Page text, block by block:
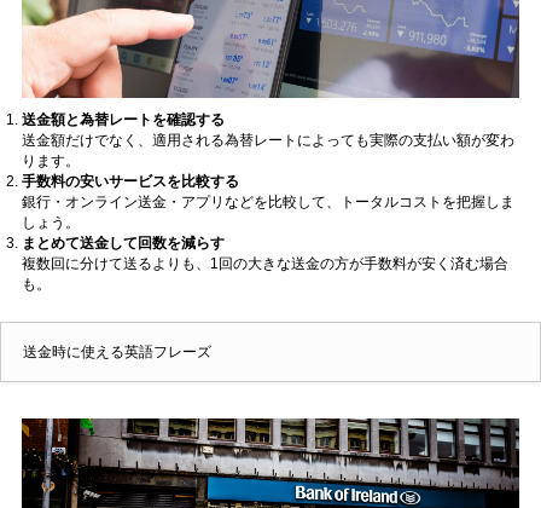
送金額と為替レートを確認する
送金額だけでなく、適用される為替レートによっても実際の支払い額が変わ
ります。
手数料の安いサービスを比較する
銀行・オンライン送金・アプリなどを比較して、トータルコストを把握しま
しょう。
まとめて送金して回数を減らす
複数回に分けて送るよりも、1回の大きな送金の方が手数料が安く済む場合
も。
送金時に使える英語フレーズ